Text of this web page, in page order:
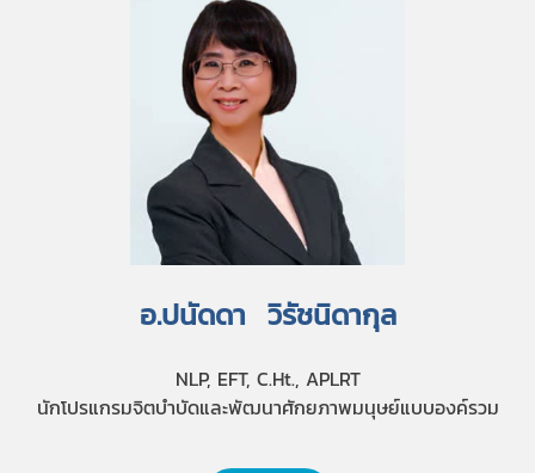
อ.ปนัดดา วิรัชนิดากุล
NLP, EFT, C.Ht., APLRT
นักโปรแกรมจิตบำบัดและพัฒนาศักยภาพมนุษย์แบบองค์รวม